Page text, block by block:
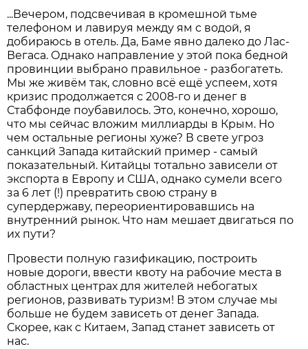
...Вечером, подсвечивая в кромешной тьме
телефоном и лавируя между ям с водой, я
добираюсь в отель. Да, Баме явно далеко до Лас-
Вегаса. Однако направление у этой пока бедной
провинции выбрано правильное - разбогатеть.
Мы же живём так, словно всё ещё успеем, хотя
кризис продолжается с 2008-го и денег в
Стабфонде поубавилось. Это, конечно, хорошо,
что мы сейчас вложим миллиарды в Крым. Но
чем остальные регионы хуже? В свете угроз
санкций Запада китайский пример - самый
показательный. Китайцы тотально зависели от
экспорта в Европу и США, однако сумели всего
за 6 лет (!) превратить свою страну в
супердержаву, переориентировавшись на
внутренний рынок. Что нам мешает двигаться по
их пути?
Провести полную газификацию, построить
новые дороги, ввести квоту на рабочие места в
областных центрах для жителей небогатых
регионов, развивать туризм! В этом случае мы
больше не будем зависеть от денег Запада.
Скорее, как с Китаем, Запад станет зависеть от
нас.